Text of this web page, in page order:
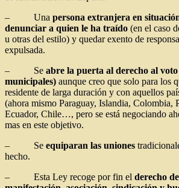
– Una persona extranjera en
denunciar a quien le ha traído (en el caso
u otras del estilo) y quedar exento de
expulsada.
– Se abre la puerta al derecho al voto
municipales) aunque creo que solo para los
residente de larga duración y con aquellos
(ahora mismo Paraguay, Islandia, Colombia,
Ecuador, Chile…, pero se está negociando
mas en este objetivo.
– Se equiparan las uniones
hecho.
– Esta Ley recoge por fin el derecho